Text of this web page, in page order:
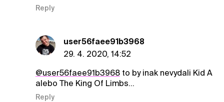
Reply
user56faee91b3968
29. 4. 2020, 14:52
@user56faee91b3968to by inak nevydali Kid A
alebo The King Of Limbs...
Reply